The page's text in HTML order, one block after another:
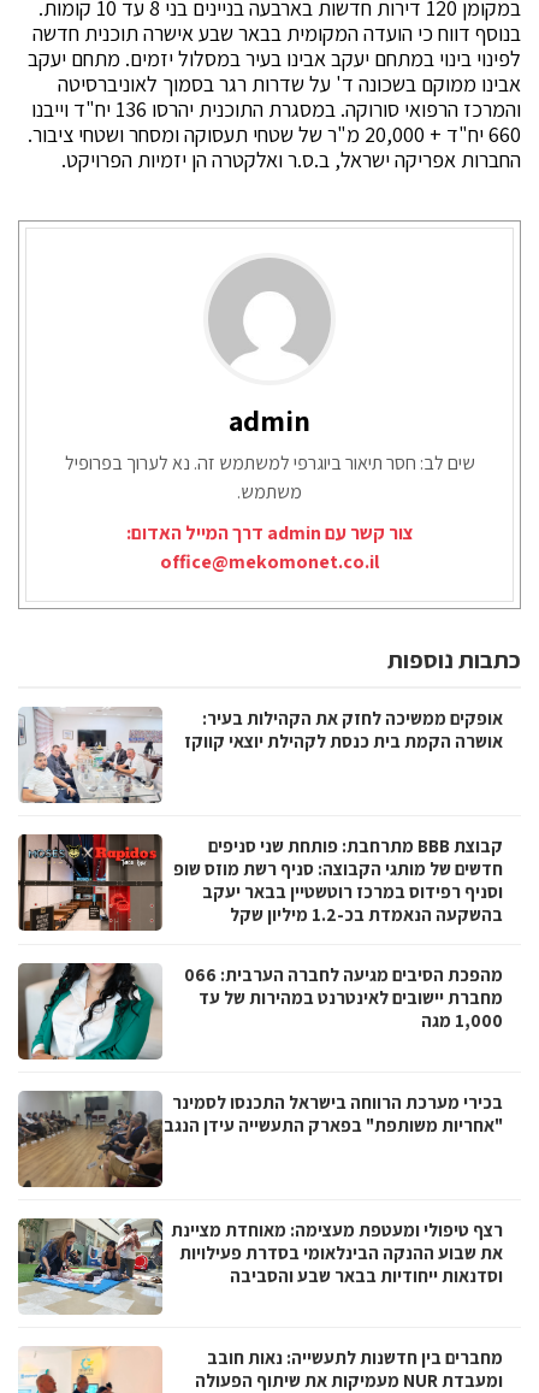
במקומן 120 דירות חדשות בארבעה בניינים בני 8 עד 10 קומות.
בנוסף דווח כי הועדה המקומית בבאר שבע אישרה תוכנית חדשה
לפינוי בינוי במתחם יעקב אבינו בעיר במסלול יזמים. מתחם יעקב
אבינו ממוקם בשכונה ד' על שדרות רגר בסמוך לאוניברסיטה
והמרכז הרפואי סורוקה. במסגרת התוכנית יהרסו 136 יח"ד וייבנו
660 יח"ד + 20,000 מ"ר של שטחי תעסוקה ומסחר ושטחי ציבור.
החברות אפריקה ישראל, ב.ס.ר ואלקטרה הן יזמיות הפרויקט.
admin
שים לב: חסר תיאור ביוגרפי למשתמש זה. נא לערוך בפרופיל
משתמש.
צור קשר עם admin דרך המייל האדום:
office@mekomonet.co.il
כתבות נוספות
אופקים ממשיכה לחזק את הקהילות בעיר:
אושרה הקמת בית כנסת לקהילת יוצאי קווקז
קבוצת BBB מתרחבת: פותחת שני סניפים
חדשים של מותגי הקבוצה: סניף רשת מוזס שופ
וסניף רפידוס במרכז רוטשטיין בבאר יעקב
בהשקעה הנאמדת בכ-1.2 מיליון שקל
מהפכת הסיבים מגיעה לחברה הערבית: 066
מחברת יישובים לאינטרנט במהירות של עד
1,000 מגה
בכירי מערכת הרווחה בישראל התכנסו לסמינר
"אחריות משותפת" בפארק התעשייה עידן הנגב
רצף טיפולי ומעטפת מעצימה: מאוחדת מציינת
את שבוע ההנקה הבינלאומי בסדרת פעילויות
וסדנאות ייחודיות בבאר שבע והסביבה
מחברים בין חדשנות לתעשייה: נאות חובב
ומעבדת NUR מעמיקות את שיתוף הפעולה